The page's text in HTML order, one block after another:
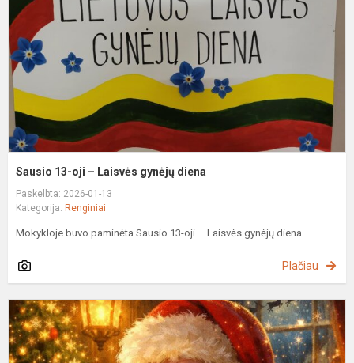
Sausio 13-oji – Laisvės gynėjų diena
Paskelbta: 2026-01-13
Kategorija: Renginiai
Mokykloje buvo paminėta Sausio 13-oji – Laisvės gynėjų diena.
Plačiau